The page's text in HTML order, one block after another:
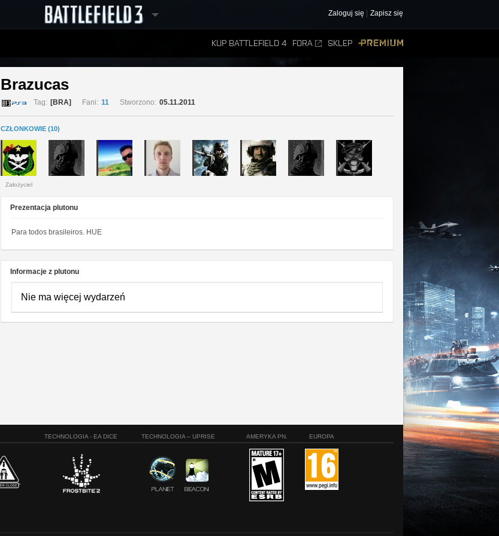
Zaloguj się Zapisz się
KUP BATTLEFIELD 4 FORA SKLEP
Brazucas
Tag: [BRA] Fani: 11 Stworzono: 05.11.2011
CZŁONKOWIE (10)
Założyciel
Prezentacja plutonu
Para todos brasileiros. HUE
Informacje z plutonu
Nie ma więcej wydarzeń
TECHNOLOGIA - EA DICE TECHNOLOGIA – UPRISE AMERYKA PN. EUROPA